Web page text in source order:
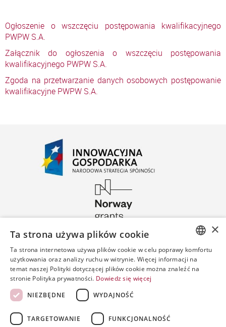
Ogłoszenie o wszczęciu postępowania kwalifikacyjnego
PWPW S.A.
Załącznik do ogłoszenia o wszczęciu postępowania
kwalifikacyjnego PWPW S.A.
Zgoda na przetwarzanie danych osobowych postępowanie
kwalifikacyjne PWPW S.A.
ENGLISH
×
Ta strona używa plików cookie
Ta strona internetowa używa plików cookie w celu poprawy komfortu
użytkowania oraz analizy ruchu w witrynie. Więcej informacji na
temat naszej Polityki dotyczącej plików cookie można znaleźć na
stronie Polityka prywatności. Dowiedz się więcej
NIEZBĘDNE
WYDAJNOŚĆ
TARGETOWANIE FUNKCJONALNOŚĆ